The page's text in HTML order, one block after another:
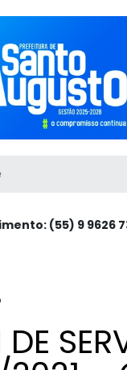
(55) 9 9626
DE